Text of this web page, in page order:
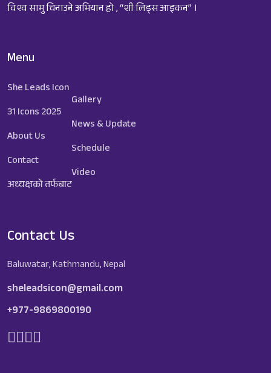
विश्व सामु चिनाउने अभियान हो , “शी लिड्स आइकन” ।
Menu
She Leads Icon
31 Icons 2025
About Us
Contact
अध्यक्षको तर्फबाट
Gallery
News & Update
Schedule
Video
Contact Us
Baluwatar, Kathmandu, Nepal
sheleadsicon@gmail.com
+977-9869800190